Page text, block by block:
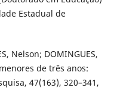
Estadual de
Nelson; DOMINGUES,
de três anos:
47(163), 320–341,